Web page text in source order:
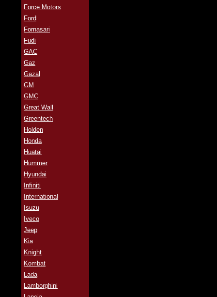
Force Motors
Ford
Fornasari
Fudi
GAC
Gaz
Gazal
GM
GMC
Great Wall
Greentech
Holden
Honda
Huatai
Hummer
Hyundai
Infiniti
International
Isuzu
Iveco
Jeep
Kia
Knight
Kombat
Lada
Lamborghini